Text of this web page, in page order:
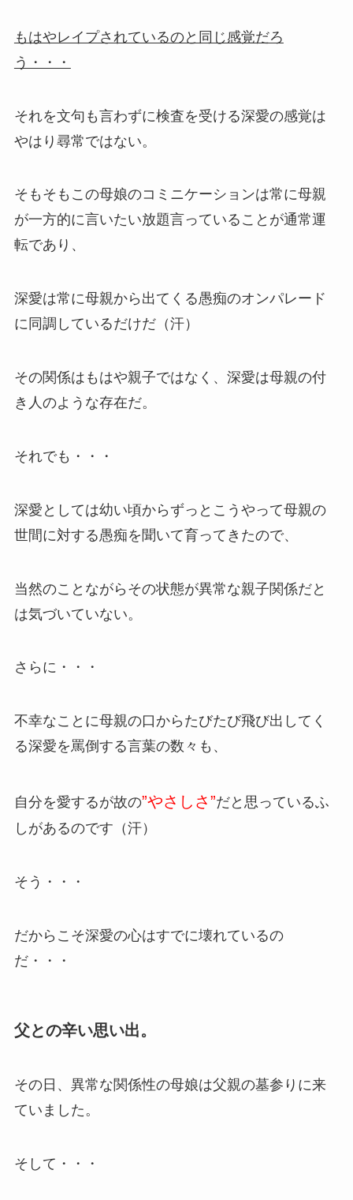
もはやレイプされているのと同じ感覚だろ
う・・・
それを文句も言わずに検査を受ける深愛の感覚は
やはり尋常ではない。
そもそもこの母娘のコミニケーションは常に母親
が一方的に言いたい放題言っていることが通常運
転であり、
深愛は常に母親から出てくる愚痴のオンパレード
に同調しているだけだ（汗）
その関係はもはや親子ではなく、深愛は母親の付
き人のような存在だ。
それでも・・・
深愛としては幼い頃からずっとこうやって母親の
世間に対する愚痴を聞いて育ってきたので、
当然のことながらその状態が異常な親子関係だと
は気づいていない。
さらに・・・
不幸なことに母親の口からたびたび飛び出してく
る深愛を罵倒する言葉の数々も、
自分を愛するが故の”やさしさ”だと思っているふ
しがあるのです（汗）
そう・・・
だからこそ深愛の心はすでに壊れているの
だ・・・
父との辛い思い出。
その日、異常な関係性の母娘は父親の墓参りに来
ていました。
そして・・・